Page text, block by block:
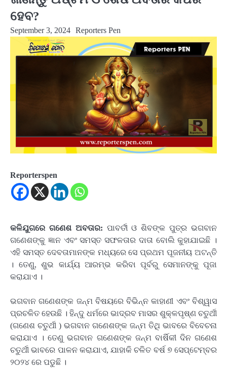
ହେବ?
September 3, 2024 Reporters Pen
Reporterspen
କଳିଯୁଗରେ ଗଣେଶ ଅବତାର: ପାବର୍ତୀ ଓ ଶିବଙ୍କ ପୁତ୍ର ଭଗବାନ
ଗଣେଶଙ୍କୁ ଜ୍ଞାନ ଏବଂ ସମସ୍ତ ସଫଳତାର ଦାତା ବୋଲି କୁହାଯାଇଛି ।
ଏହି ସମସ୍ତ ଦେବତାମାନଙ୍କ ମଧ୍ୟରେ ସେ ପ୍ରଥମ ପୂଜନୀୟ ଅଟନ୍ତି
। ତେଣୁ, ଶୁଭ କାର୍ଯ୍ୟ ଆରମ୍ଭ କରିବା ପୂର୍ବରୁ ସେମାନଙ୍କୁ ପୂଜା
କରାଯାଏ ।
ଭଗବାନ ଗଣେଶଙ୍କ ଜନ୍ମ ବିଷୟରେ ବିଭିନ୍ନ କାହାଣୀ ଏବଂ ବିଶ୍ୱାସ
ପ୍ରଚଳିତ ହେଉଛି । ହିନ୍ଦୁ ଧର୍ମରେ ଭାଦ୍ରବ ମାସର ଶୁକ୍ଳପୃଷ୍ଣ ଚତୁର୍ଥୀ
(ଗଣେଶ ଚତୁର୍ଥୀ ) ଭଗବାନ ଗଣେଶଙ୍କ ଜନ୍ମ ତିଥି ଭାବରେ ବିବେଚନା
କରାଯାଏ । ତେଣୁ ଭଗବାନ ଗଣେଶଙ୍କ ଜନ୍ମ ବାର୍ଷିକୀ ଦିନ ଗଣେଶ
ଚତୁର୍ଥୀ ଭାବରେ ପାଳନ କରାଯାଏ, ଯାହାକି ଚଳିତ ବର୍ଷ ୭ ସେପ୍ଟେମ୍ବର
୨୦୨୪ ରେ ପଡୁଛି ।